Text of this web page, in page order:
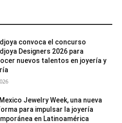
convoca el concurso
Designers 2026 para
nuevos talentos en joyería y
Jewelry Week, una nueva
para impulsar la joyería
en Latinoamérica